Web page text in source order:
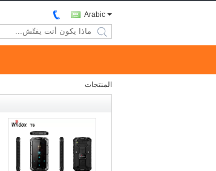
Arabic
search
المنتجات